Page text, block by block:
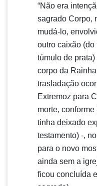
“Não era
sagrado Corpo,
mudá-lo,
outro caixão (do
túmulo de
corpo da
trasladação
Extremoz para
morte,
tinha deixado
testamento) -,
para o novo
ainda sem a
ficou concluída